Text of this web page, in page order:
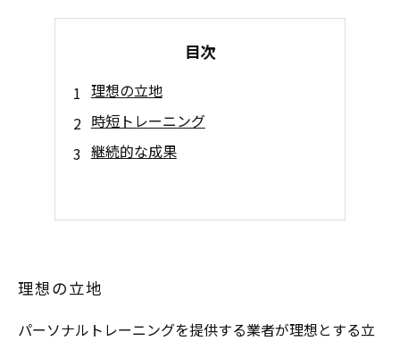
目次
理想の立地
時短トレーニング
継続的な成果
理想の立地
パーソナルトレーニングを提供する業者が理想とする立